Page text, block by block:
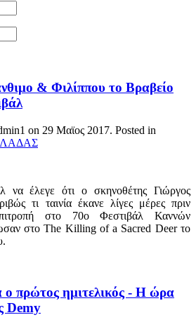
& Φιλίππου το Βραβείο
on 29 Μαϊος 2017. Posted in
έλεγε ότι ο σκηνοθέτης Γιώργος
τι ταινία έκανε λίγες μέρες πριν
στο 70ο Φεστιβάλ Καννών
στο The Killing of a Sacred Deer το
πρώτος ημιτελικός - Η ώρα
Demy